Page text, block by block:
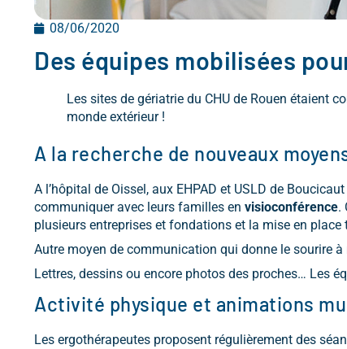
08/06/2020
Des équipes mobilisées
Les sites de gériatrie du CHU de Rouen étaient
monde extérieur !
A la recherche de nouveaux
A l’hôpital de Oissel, aux EHPAD et USLD de
communiquer avec leurs familles en visioconférence.
plusieurs entreprises et fondations et la mise en place
Autre moyen de communication qui donne le sourire à
Lettres, dessins ou encore photos des proches… Les
Activité physique et animations
Les ergothérapeutes proposent régulièrement des